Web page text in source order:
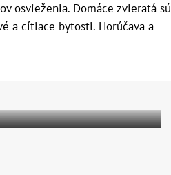
osvieženia. Domáce zvieratá sú
a cítiace bytosti. Horúčava a